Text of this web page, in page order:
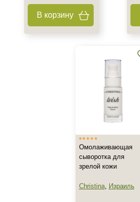
В корзину
Омолаживающая
сыворотка для
зрелой кожи
Christina, Израиль